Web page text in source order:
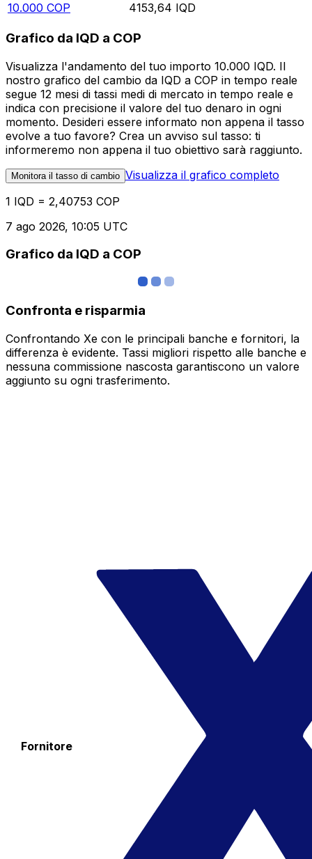
10.000 COP 4153,64 IQD
Grafico da IQD a COP
Visualizza l'andamento del tuo importo 10.000 IQD. Il
nostro grafico del cambio da IQD a COP in tempo reale
segue 12 mesi di tassi medi di mercato in tempo reale e
indica con precisione il valore del tuo denaro in ogni
momento. Desideri essere informato non appena il tasso
evolve a tuo favore? Crea un avviso sul tasso: ti
informeremo non appena il tuo obiettivo sarà raggiunto.
Monitora il tasso di cambio Visualizza il grafico completo
1 IQD = 2,40753 COP
7 ago 2026, 10:05 UTC
Grafico da IQD a COP
Confronta e risparmia
Confrontando Xe con le principali banche e fornitori, la
differenza è evidente. Tassi migliori rispetto alle banche e
nessuna commissione nascosta garantiscono un valore
aggiunto su ogni trasferimento.
Fornitore